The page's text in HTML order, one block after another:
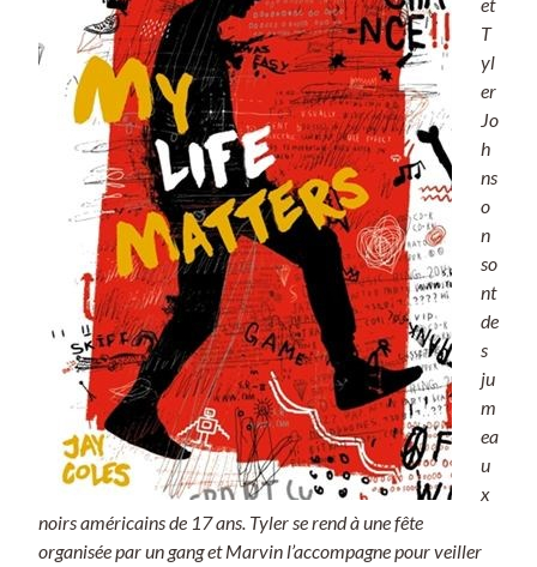
k
r
a
k
T
yl
er
Jo
h
ns
o
n
so
nt
de
s
ju
m
ea
u
x
noirs américains de 17 ans. Tyler se rend à une fête
organisée par un gang et Marvin l’accompagne pour veiller